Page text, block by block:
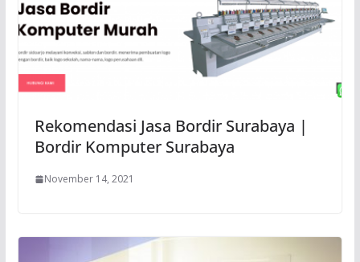
Rekomendasi Jasa Bordir Surabaya |
Bordir Komputer Surabaya
November 14, 2021